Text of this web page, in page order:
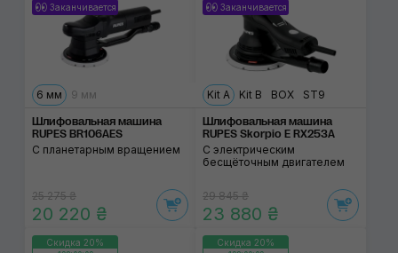
Заканчивается
6 мм 9 мм
Шлифовальная машина
RUPES BR106AES
С планетарным вращением
25 275 ₴
20 220 ₴
Заканчивается
Kit A Kit B BOX ST9
Шлифовальная машина
RUPES Skorpio E RX253A
С электрическим
бесщёточным двигателем
29 845 ₴
23 880 ₴
Скидка 20% Скидка 20%